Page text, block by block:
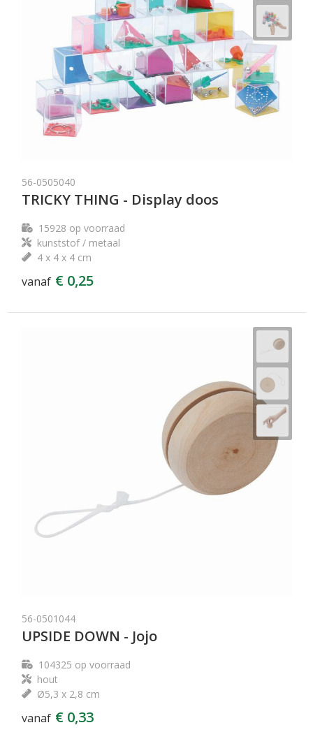
56-0505040
TRICKY THING - Display doos
15928 op voorraad
kunststof / metaal
4 x 4 x 4 cm
vanaf € 0,25
56-0501044
UPSIDE DOWN - Jojo
104325 op voorraad
hout
Ø5,3 x 2,8 cm
vanaf € 0,33